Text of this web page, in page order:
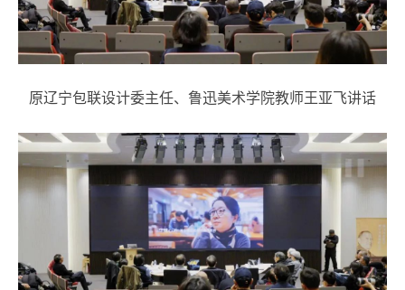
原辽宁包联设计委主任、鲁迅美术学院教师王亚飞讲话